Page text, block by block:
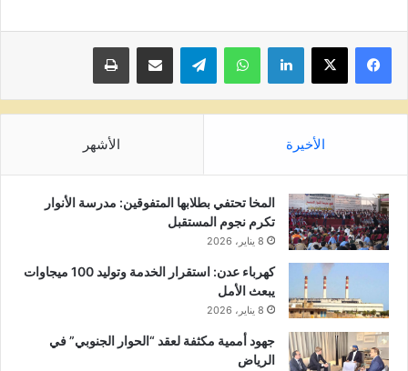
لينكدإن واتساب تيلقرام مشاركة عبر البريد طباعة
الأخيرة الأشهر
المخا تحتفي بطلابها المتفوقين: مدرسة الأنوار
تكرم نجوم المستقبل
8 يناير، 2026
كهرباء عدن: استقرار الخدمة وتوليد 100 ميجاوات
يبعث الأمل
8 يناير، 2026
جهود أممية مكثفة لعقد “الحوار الجنوبي” في
الرياض